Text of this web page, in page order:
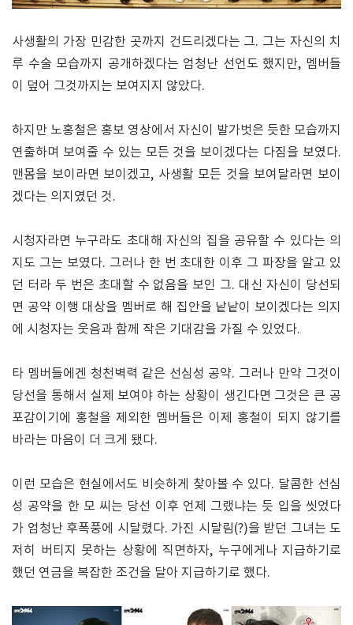
사생활의 가장 민감한 곳까지 건드리겠다는 그. 그는 자신의 치
루 수술 모습까지 공개하겠다는 엄청난 선언도 했지만, 멤버들
이 덮어 그것까지는 보여지지 않았다.
하지만 노홍철은 홍보 영상에서 자신이 발가벗은 듯한 모습까지
연출하며 보여줄 수 있는 모든 것을 보이겠다는 다짐을 보였다.
맨몸을 보이라면 보이겠고, 사생활 모든 것을 보여달라면 보이
겠다는 의지였던 것.
시청자라면 누구라도 초대해 자신의 집을 공유할 수 있다는 의
지도 그는 보였다. 그러나 한 번 초대한 이후 그 파장을 알고 있
던 터라 두 번은 초대할 수 없음을 보인 그. 대신 자신이 당선되
면 공약 이행 대상을 멤버로 해 집안을 낱낱이 보이겠다는 의지
에 시청자는 웃음과 함께 작은 기대감을 가질 수 있었다.
타 멤버들에겐 청천벽력 같은 선심성 공약. 그러나 만약 그것이
당선을 통해서 실제 보여야 하는 상황이 생긴다면 그것은 큰 공
포감이기에 홍철을 제외한 멤버들은 이제 홍철이 되지 않기를
바라는 마음이 더 크게 됐다.
이런 모습은 현실에서도 비슷하게 찾아볼 수 있다. 달콤한 선심
성 공약을 한 모 씨는 당선 이후 언제 그랬냐는 듯 입을 씻었다
가 엄청난 후폭풍에 시달렸다. 가진 시달림(?)을 받던 그녀는 도
저히 버티지 못하는 상황에 직면하자, 누구에게나 지급하기로
했던 연금을 복잡한 조건을 달아 지급하기로 했다.